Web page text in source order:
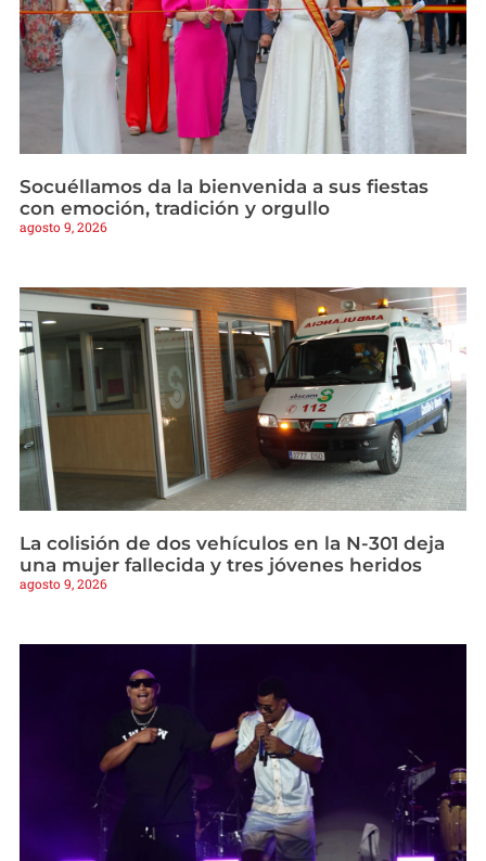
Socuéllamos da la bienvenida a sus fiestas
con emoción, tradición y orgullo
agosto 9, 2026
La colisión de dos vehículos en la N-301 deja
una mujer fallecida y tres jóvenes heridos
agosto 9, 2026